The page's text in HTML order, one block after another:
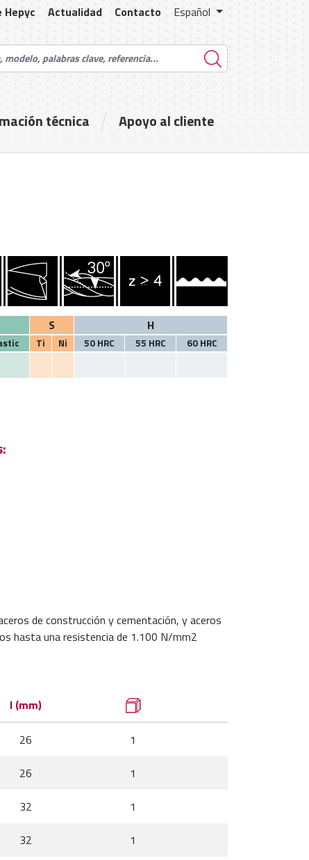
Hepyc Actualidad Contacto Español
técnica Apoyo al cliente
S H
Ti Ni 50 HRC 55 HRC
60 HRC
de construcción y cementación, y aceros
hasta una resistencia de 1.100 N/mm2
l (mm)
26
1
26
1
32
1
32
1